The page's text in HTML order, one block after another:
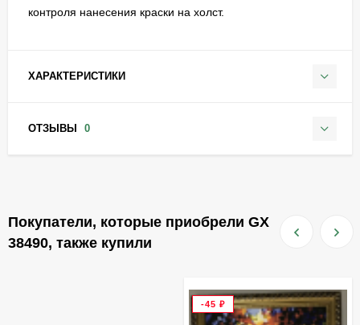
контроля нанесения краски на холст.
ХАРАКТЕРИСТИКИ
ОТЗЫВЫ 0
Покупатели, которые приобрели GX
38490, также купили
-45 ₽